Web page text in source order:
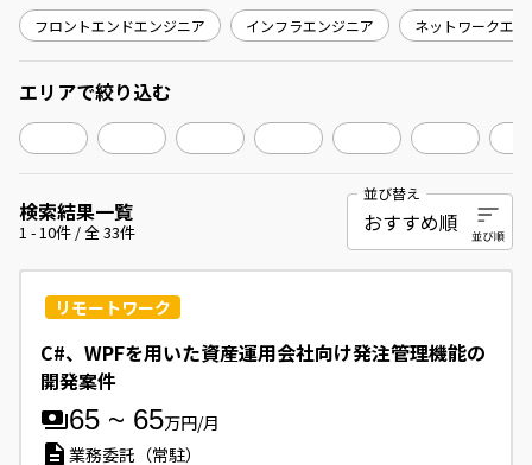
検索結果一覧
1 -10件 / 全33件
並び替え
リモートワーク
C#、WPFを用いた資産運用会社向け発注管理機能の
開発案件
65 ~ 65万円/月
業務委託（常駐）
フロントエンドエンジニア インフラエンジニア ネットワークエ
エリアで絞り込む